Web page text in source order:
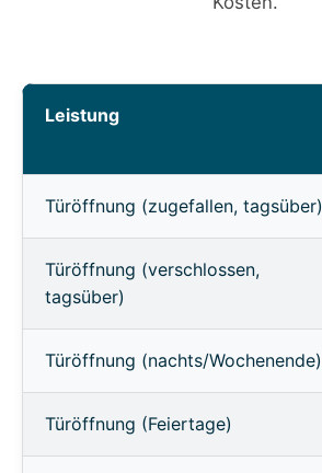
Leistung
Türöffnung (zugefallen, tagsüber)
Türöffnung (verschlossen,
tagsüber)
Türöffnung (nachts/Wochenende)
Türöffnung (Feiertage)